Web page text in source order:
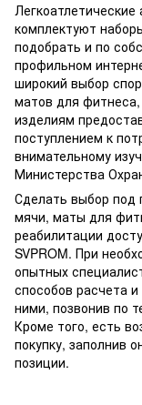
комплектуют
подобрать и по
профильном
широкий выбор
матов для
изделиям
поступлением к
внимательному
Министерства
Сделать выбор под
мячи, маты для
реабилитации
SVPROM. При
опытных
способов расчета
ними, позвонив по
Кроме того, есть
покупку, заполнив
позиции.